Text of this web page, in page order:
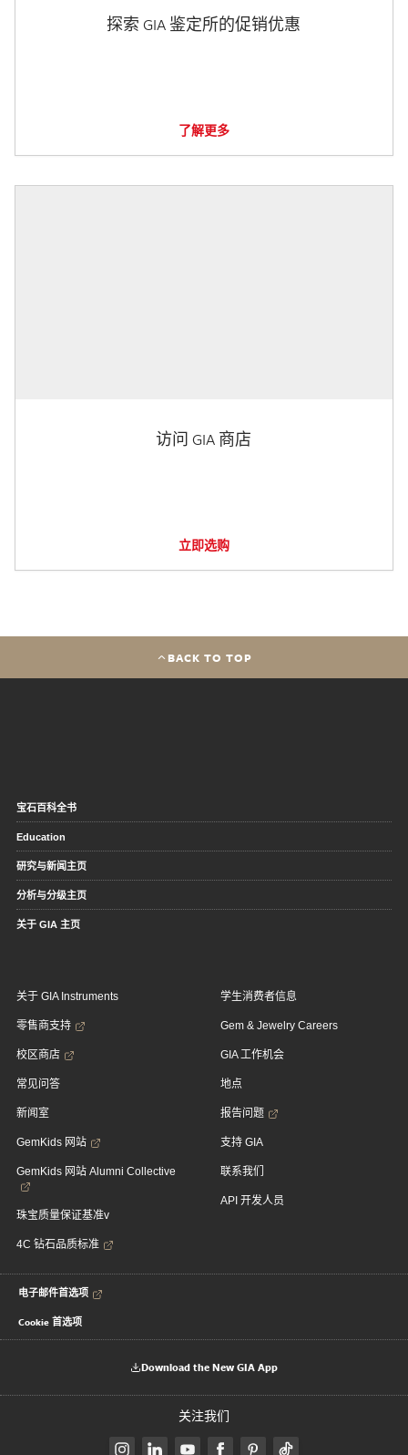
探索 GIA 鉴定所的促销优惠
了解更多
访问 GIA 商店
立即选购
BACK TO TOP
宝石百科全书
Education
研究与新闻主页
分析与分级主页
关于 GIA 主页
关于 GIA Instruments
零售商支持
校区商店
常见问答
新闻室
GemKids 网站
GemKids 网站 Alumni Collective
珠宝质量保证基准v
4C 钻石品质标准
学生消费者信息
Gem & Jewelry Careers
GIA 工作机会
地点
报告问题
支持 GIA
联系我们
API 开发人员
电子邮件首选项
Cookie 首选项
Download the New GIA App
关注我们